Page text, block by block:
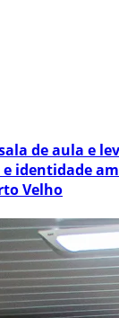
de aula e
identidade
Velho